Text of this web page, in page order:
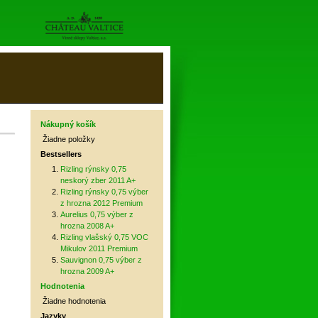
Nákupný košík
Žiadne položky
Bestsellers
Rizling rýnsky 0,75
neskorý zber 2011 A+
Rizling rýnsky 0,75 výber
z hrozna 2012 Premium
Aurelius 0,75 výber z
hrozna 2008 A+
Rizling vlašský 0,75 VOC
Mikulov 2011 Premium
Sauvignon 0,75 výber z
hrozna 2009 A+
Hodnotenia
Žiadne hodnotenia
Jazyky